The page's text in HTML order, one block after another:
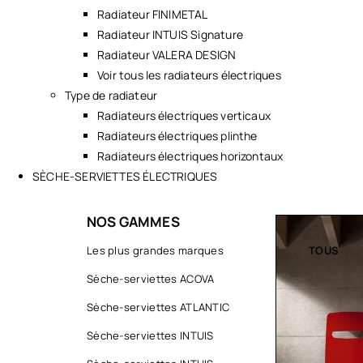
Radiateur FINIMETAL
Radiateur INTUIS Signature
Radiateur VALERA DESIGN
Voir tous les radiateurs électriques
Type de radiateur
Radiateurs électriques verticaux
Radiateurs électriques plinthe
Radiateurs électriques horizontaux
SÈCHE-SERVIETTES ÉLECTRIQUES
NOS GAMMES
Les plus grandes marques
Sèche-serviettes ACOVA
Sèche-serviettes ATLANTIC
Sèche-serviettes INTUIS
TOUS